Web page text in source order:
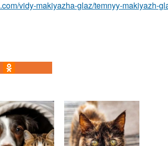
vidy-makiyazha-glaz/temnyy-makiyazh-